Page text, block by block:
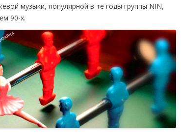
музыки, популярной в те годы группы NIN,
90-х.